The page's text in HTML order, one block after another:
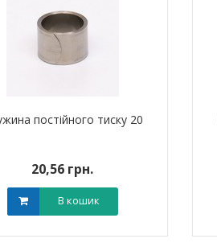
постійного тиску 20
20,56 грн.
В кошик